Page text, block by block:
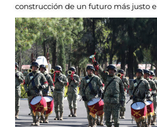
construcción de un futuro más justo